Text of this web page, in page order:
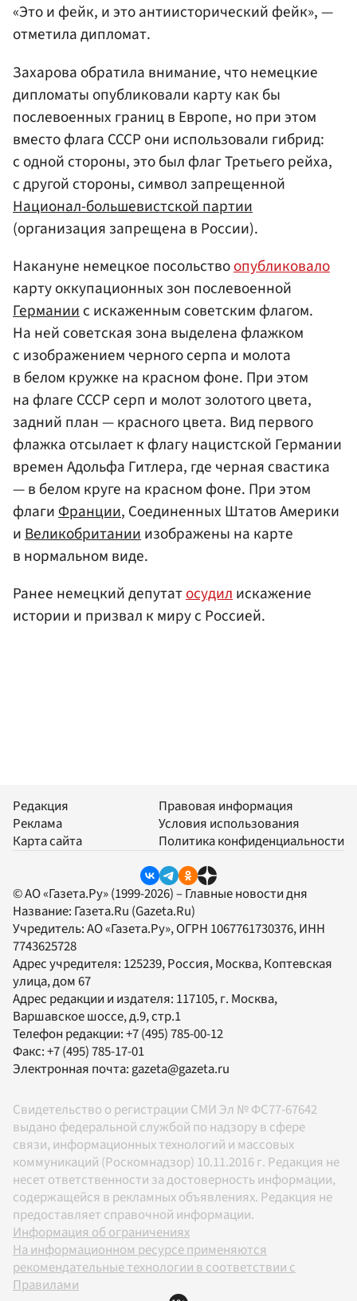
«Это и фейк, и это антиисторический фейк», —
отметила дипломат.
Захарова обратила внимание, что немецкие
дипломаты опубликовали карту как бы
послевоенных границ в Европе, но при этом
вместо флага СССР они использовали гибрид:
с одной стороны, это был флаг Третьего рейха,
с другой стороны, символ запрещенной
Национал-большевистской партии
(организация запрещена в России).
Накануне немецкое посольствоопубликовало
карту оккупационных зон послевоенной
Германиис искаженным советским флагом.
На ней советская зона выделена флажком
с изображением черного серпа и молота
в белом кружке на красном фоне. При этом
на флаге СССР серп и молот золотого цвета,
задний план — красного цвета. Вид первого
флажка отсылает к флагу нацистской Германии
времен Адольфа Гитлера, где черная свастика
— в белом круге на красном фоне. При этом
флагиФранции, Соединенных Штатов Америки
иВеликобританииизображены на карте
в нормальном виде.
Ранее немецкий депутатосудилискажение
истории и призвал к миру с Россией.
Редакция
Реклама
Карта сайта
Правовая информация
Условия использования
Политика конфиденциальности
© АО «Газета.Ру» (1999-2026) – Главные новости дня
Название: Газета.Ru (Gazeta.Ru)
Учредитель:АО «Газета.Ру», ОГРН 1067761730376, ИНН
7743625728
Адрес учредителя: 125239, Россия, Москва, Коптевская
улица, дом 67
Адрес редакции и издателя: 117105, г. Москва,
Варшавское шоссе, д.9, стр.1
Телефон редакции:+7 (495) 785-00-12
Факс:+7 (495) 785-17-01
Электронная почта:gazeta@gazeta.ru
Свидетельство о регистрации СМИ Эл № ФС77-67642
выдано федеральной службой по надзору в сфере
связи, информационных технологий и массовых
коммуникаций (Роскомнадзор) 10.11.2016 г. Редакция не
несет ответственности за достоверность информации,
содержащейся в рекламных объявлениях. Редакция не
предоставляет справочной информации.
Информация об ограничениях
На информационном ресурсе применяются
рекомендательные технологии в соответствии с
Правилами